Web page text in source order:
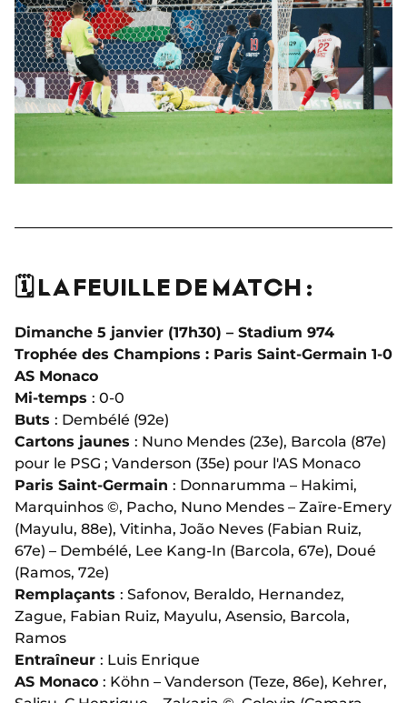
🗓️ LA FEUILLE DE MATCH :
Dimanche 5 janvier (17h30) – Stadium 974
Trophée des Champions : Paris Saint-Germain 1-0
AS Monaco
Mi-temps : 0-0
Buts : Dembélé (92e)
Cartons jaunes : Nuno Mendes (23e), Barcola (87e)
pour le PSG ; Vanderson (35e) pour l'AS Monaco
Paris Saint-Germain : Donnarumma – Hakimi,
Marquinhos ©, Pacho, Nuno Mendes – Zaïre-Emery
(Mayulu, 88e), Vitinha, João Neves (Fabian Ruiz,
67e) – Dembélé, Lee Kang-In (Barcola, 67e), Doué
(Ramos, 72e)
Remplaçants : Safonov, Beraldo, Hernandez,
Zague, Fabian Ruiz, Mayulu, Asensio, Barcola,
Ramos
Entraîneur : Luis Enrique
AS Monaco : Köhn – Vanderson (Teze, 86e), Kehrer,